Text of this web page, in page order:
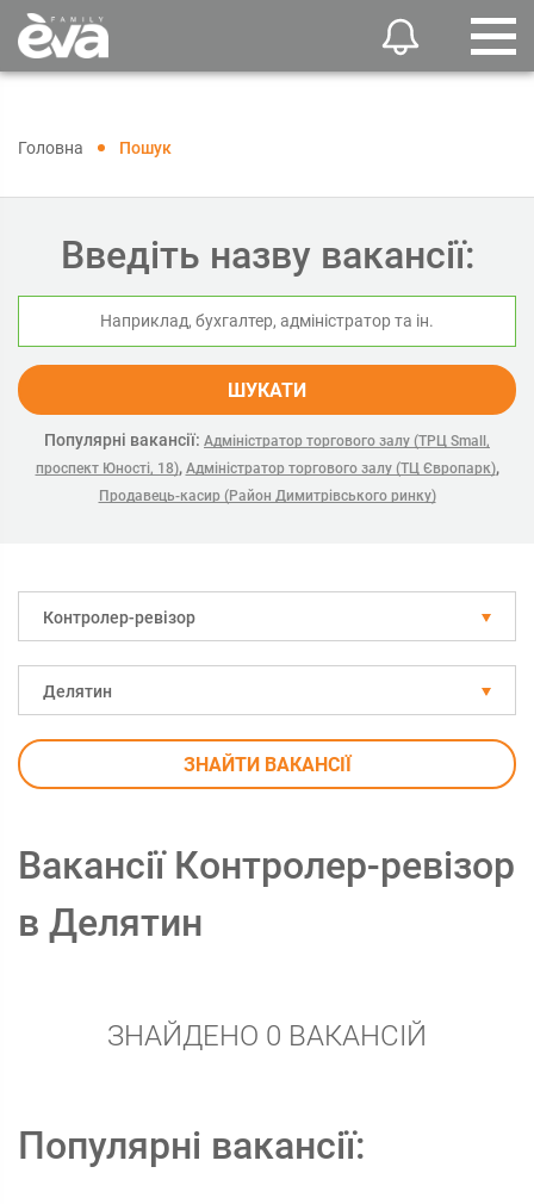
Головна Пошук
Введіть назву вакансії:
ШУКАТИ
Популярні вакансії: Адміністратор торгового залу (ТРЦ Small,
проспект Юності, 18), Адміністратор торгового залу (ТЦ Європарк),
Продавець-касир (Район Димитрівського ринку)
Контролер-ревізор
Делятин
ЗНАЙТИ ВАКАНСІЇ
Вакансії Контролер-ревізор
в Делятин
ЗНАЙДЕНО 0 ВАКАНСІЙ
Популярні вакансії: